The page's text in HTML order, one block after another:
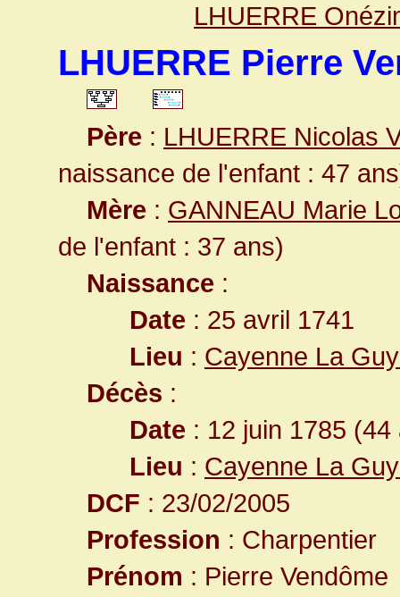
LHUERRE
LHUERRE Pierre
Père : LHUERRE Nicolas
naissance de l'enfant : 47
Mère : GANNEAU Marie
de l'enfant : 37 ans)
Naissance :
Date : 25 avril 1741
Lieu : Cayenne La
Décès :
Date : 12 juin 1785 (44
Lieu : Cayenne La
DCF : 23/02/2005
Profession : Charpentier
Prénom : Pierre Vendôme